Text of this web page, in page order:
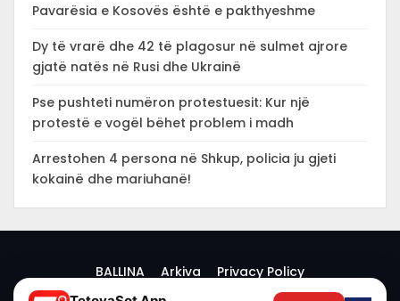
Pavarësia e Kosovës është e pakthyeshme
Dy të vrarë dhe 42 të plagosur në sulmet ajrore
gjatë natës në Rusi dhe Ukrainë
Pse pushteti numëron protestuesit: Kur një
protestë e vogël bëhet problem i madh
Arrestohen 4 persona në Shkup, policia ju gjeti
kokainë dhe mariuhanë!
BALLINA Arkiva Privacy Policy